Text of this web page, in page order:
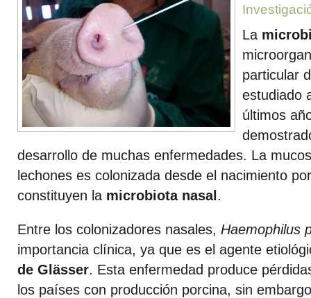
La
particular
estudiado
últimos
desarrollo de muchas enfermedades. La
lechones es colonizada desde el nacimiento
constituyen la microbiota nasal .
Entre los colonizadores nasales, Haemophilus
importancia clínica, ya que es el agente
de Glässer. Esta enfermedad produce
los países con producción porcina, sin